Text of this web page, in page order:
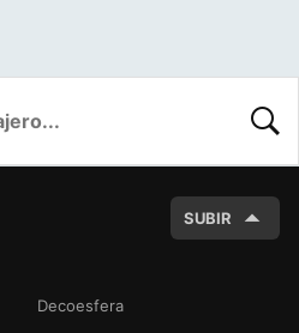
SUBIR
Decoesfera